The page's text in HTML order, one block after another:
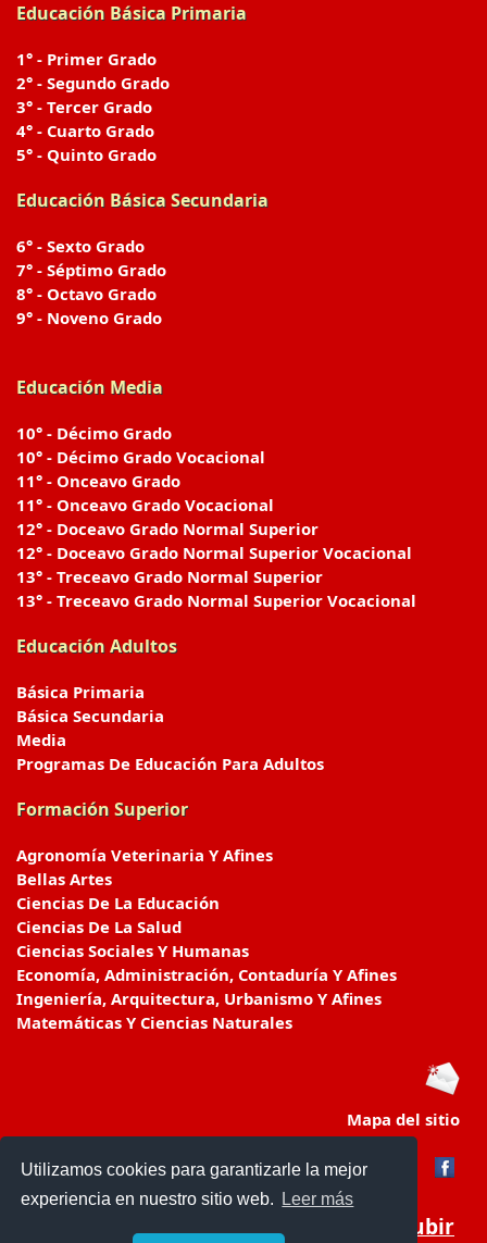
Utilizamos cookies para garantizarle la mejor
experiencia en nuestro sitio web.
Leer más
Educación Básica Primaria
1° - Primer Grado
2° - Segundo Grado
3° - Tercer Grado
4° - Cuarto Grado
5° - Quinto Grado
Educación Básica Secundaria
6° - Sexto Grado
7° - Séptimo Grado
8° - Octavo Grado
9° - Noveno Grado
Educación Media
10° - Décimo Grado
10° - Décimo Grado Vocacional
11° - Onceavo Grado
11° - Onceavo Grado Vocacional
12° - Doceavo Grado Normal Superior
12° - Doceavo Grado Normal Superior Vocacional
13° - Treceavo Grado Normal Superior
13° - Treceavo Grado Normal Superior Vocacional
Educación Adultos
Básica Primaria
Básica Secundaria
Media
Programas De Educación Para Adultos
Formación Superior
Agronomía Veterinaria Y Afines
Bellas Artes
Ciencias De La Educación
Ciencias De La Salud
Ciencias Sociales Y Humanas
Economía, Administración, Contaduría Y Afines
Ingeniería, Arquitectura, Urbanismo Y Afines
Matemáticas Y Ciencias Naturales
Mapa del sitio
Subir